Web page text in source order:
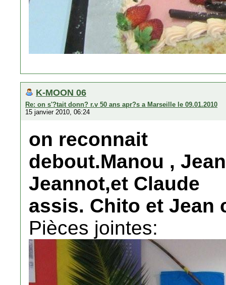
K-MOON 06
Re: on s'?tait donn? r.v 50 ans apr?s a Marseille le 09.01.2010
15 janvier 2010, 06:24
on reconnait
debout.Manou ,
Jeannot,et Claude
assis. Chito et Jean
Pièces jointes: